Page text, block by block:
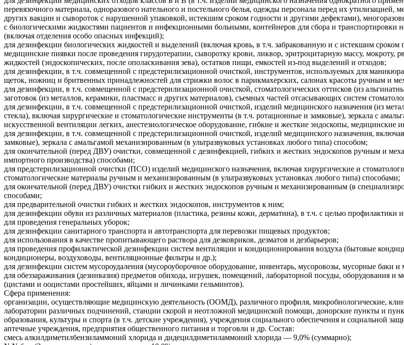
перевязочного материала, одноразового нательного и постельного белья, одежды персонала перед их
других вакцин и сывороток с нарушенной упаковкой, истекшим сроком годности и другими дефектами),
с биологическими жидкостями пациентов и инфекционными больными, контейнеров для сбора и
(включая отделения особо опасных инфекций);
для дезинфекции биологических жидкостей и выделений (включая кровь, в т.ч. забракованную и с истекшим сроком
медицинские пиявки после проведения гирудотерапии, сыворотку крови, ликвор, эритроцитарную массу,
жидкостей (эндоскопических, после ополаскивания зева), остатков пищи, емкостей из-под выделений и отходов;
для дезинфекции, в т.ч. совмещенной с предстерилизационной очисткой, инструментов, используемых для
щеток, ножниц и бритвенных принадлежностей для стрижки волос в парикмахерских, салонах красоты ручным и
для дезинфекции, в т.ч. совмещенной с предстерилизационной очисткой, стоматологических оттисков (из
заготовок (из металлов, керамики, пластмасс и других материалов), съемных частей отсасывающих систем
для дезинфекции, в т.ч. совмещенной с предстерилизационной очисткой, изделий медицинского назначения (из
стекла), включая хирургические и стоматологические инструменты (в т.ч. ротационные и замковые), зеркала с
искусственной вентиляции легких, анестезиологическое оборудование, гибкие и жесткие эндоскопы,
для дезинфекции, в т.ч. совмещенной с предстерилизационной очисткой, изделий медицинского назначения,
замковые), зеркала с амальгамой механизированным (в ультразвуковых установках любого типа) способом;
для окончательной (перед ДВУ) очистки, совмещенной с дезинфекцией, гибких и жестких эндоскопов ручным и
импортного производства) способами;
для предстерилизационной очистки (ПСО) изделий медицинского назначения, включая хирургические и
стоматологические материалы ручным и механизированным (в ультразвуковых установках любого типа) способами;
для окончательной (перед ДВУ) очистки гибких и жестких эндоскопов ручным и механизированным (в
способами;
для предварительной очистки гибких и жестких эндоскопов, инструментов к ним;
для дезинфекции обуви из различных материалов (пластика, резины кожи, дерматина), в т.ч. с целью
для проведения генеральных уборок;
для дезинфекции санитарного транспорта и автотранспорта для перевозки пищевых продуктов;
для использования в качестве пропитывающего раствора для дезковриков, дезматов и дезбарьеров;
для проведения профилактической дезинфекции систем вентиляции и кондиционирования воздуха (бытовые
кондиционеры, воздуховоды, вентиляционные фильтры и др.);
для дезинфекции систем мусороудаления (мусороуборочное оборудование, инвентарь, мусоровозы, мусорные баки
для обеззараживания (дезинвазия) предметов обихода, игрушек, помещений, лабораторной посуды, оборудования и
(цистами и ооцистами простейших, яйцами и личинками гельминтов).
Сфера применения:
организации, осуществляющие медицинскую деятельность (ООМД), различного профиля, микробиологические,
лаборатории различных подчинений, станции скорой и неотложной медицинской помощи, донорские пункты и
образования, культуры и спорта (в т.ч. детские учреждения), учреждения социального обеспечения и социальной
аптечные учреждения, предприятия общественного питания и торговли и др. Состав:
смесь алкилдиметилбензиламмоний хлорида и дидецилдиметиламмоний хлорида — 9,0% (суммарно);